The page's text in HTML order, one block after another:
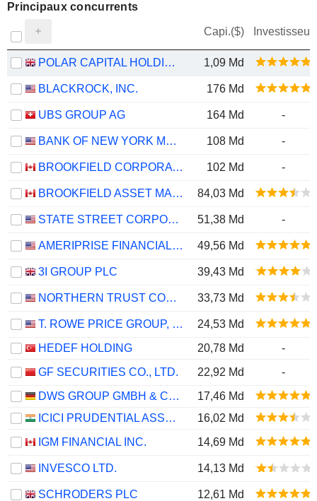
Principaux concurrents
Capi.($) Investisseur
POLAR CAPITAL HOLDINGS PLC 1,09 Md
BLACKROCK, INC. 176 Md
UBS GROUP AG 164 Md -
BANK OF NEW YORK MELLON CORPORATION (THE) 108 Md -
BROOKFIELD CORPORATION 102 Md -
BROOKFIELD ASSET MANAGEMENT LTD. 84,03 Md
STATE STREET CORPORATION 51,38 Md -
AMERIPRISE FINANCIAL, INC. 49,56 Md
3I GROUP PLC 39,43 Md
NORTHERN TRUST CORPORATION 33,73 Md
T. ROWE PRICE GROUP, INC.
24,53 Md
HEDEF HOLDING
20,78 Md
-
GF SECURITIES CO., LTD.
22,92 Md
-
DWS GROUP GMBH & CO. KGAA
17,46 Md
ICICI PRUDENTIAL ASSET MANAGEMENT COMPANY LIMITED
16,02 Md
IGM FINANCIAL INC.
14,69 Md
INVESCO LTD. 14,13 Md
SCHRODERS PLC 12,61 Md